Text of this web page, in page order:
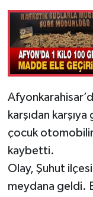
karşıdan
çocuk otomobilin
kaybetti.
Olay, Şuhut ilçesi
meydana geldi.